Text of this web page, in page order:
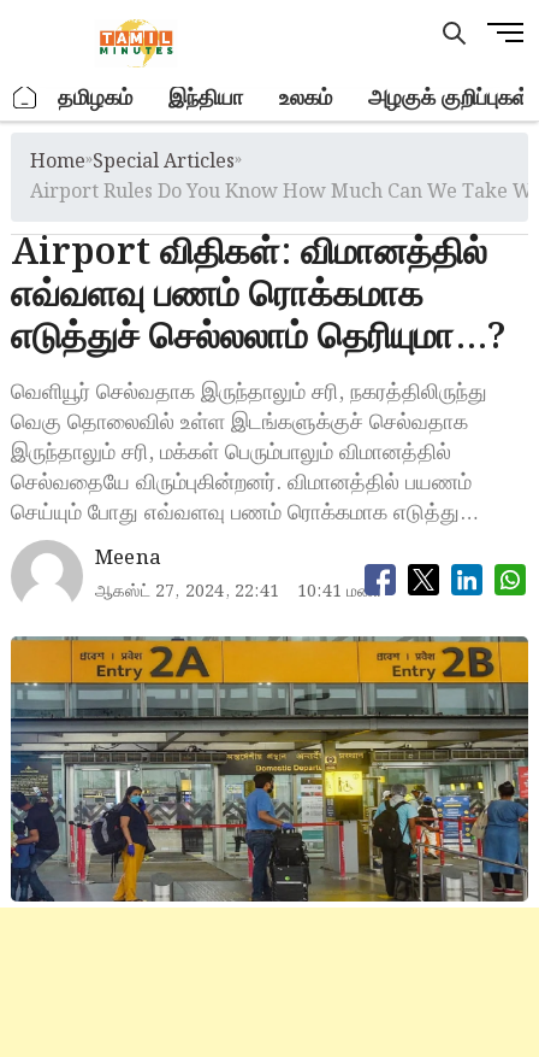
M
u
t
o
. தமிழகம் இந்தியா உலகம் அழகுக் குறிப்புகள்
Home»Special Articles»
Airport Rules Do You Know How Much Can We Take
Airport விதிகள்: விமானத்தில்
எவ்வளவு பணம் ரொக்கமாக
எடுத்துச் செல்லலாம் தெரியுமா…?
வெளியூர் செல்வதாக இருந்தாலும் சரி, நகரத்திலிருந்து
வெகு தொலைவில் உள்ள இடங்களுக்குச் செல்வதாக
இருந்தாலும் சரி, மக்கள் பெரும்பாலும் விமானத்தில்
செல்வதையே விரும்புகின்றனர். விமானத்தில் பயணம்
செய்யும் போது எவ்வளவு பணம் ரொக்கமாக எடுத்து…
Meena
ஆகஸ்ட் 27, 2024, 22:41 10:41 மணி